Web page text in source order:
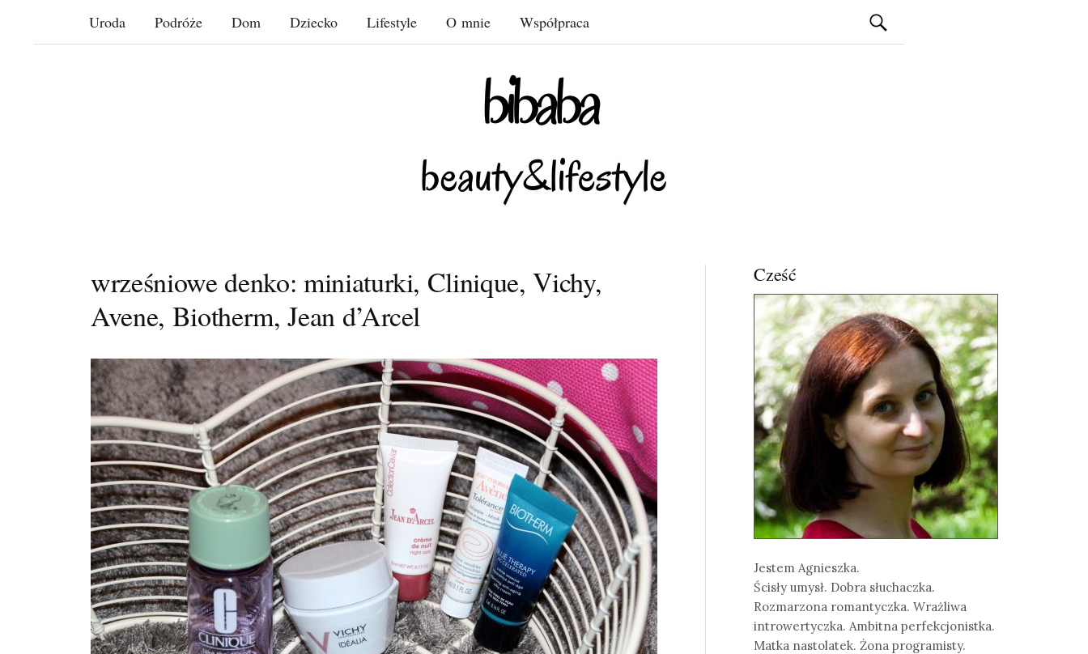
Uroda Podróże Dom Dziecko Lifestyle O mnie Współpraca Szukaj:
wrześniowe denko: miniaturki, Clinique, Vichy,
Avene, Biotherm, Jean d’Arcel
Cześć
Jestem Agnieszka.
Ścisły umysł. Dobra słuchaczka.
Rozmarzona romantyczka. Wrażliwa
introwertyczka. Ambitna perfekcjonistka.
Matka nastolatek. Żona programisty.